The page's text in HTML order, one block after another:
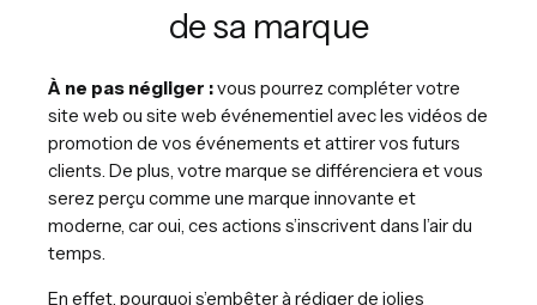
de sa marque
À ne pas négliger :vous pourrez compléter votre
site web ou site web événementiel avec les vidéos de
promotion de vos événements et attirer vos futurs
clients. De plus, votre marque se différenciera et vous
serez perçu comme une marque innovante et
moderne, car oui, ces actions s’inscrivent dans l’air du
temps.
En effet, pourquoi s’embêter à rédiger de jolies